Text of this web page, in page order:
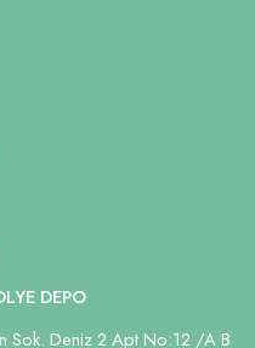
DEPO
Sok. Deniz 2 Apt No:12 /A B